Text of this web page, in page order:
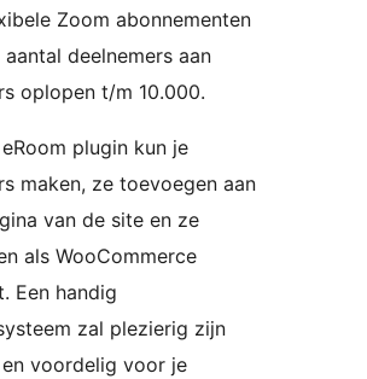
Zoom abonnementen
aantal deelnemers aan
oplopen t/m 10.000.
plugin kun je
maken, ze toevoegen aan
van de site en ze
als WooCommerce
Een handig
zal plezierig zijn
voordelig voor je